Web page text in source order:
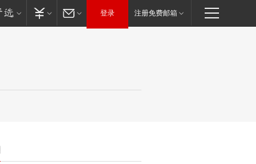
登录 注册免费邮箱